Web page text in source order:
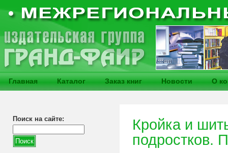
Главная Каталог Заказ книг Новости О
Поиск на сайте:
Кройка и
подростков.